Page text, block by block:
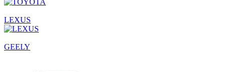
LEXUS
GEELY